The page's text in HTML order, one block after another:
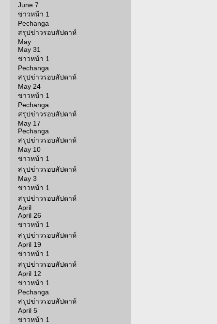
June 7
ข่าวหน้า 1
Pechanga
สรุปข่าวรอบสัปดาห์
May
May 31
ข่าวหน้า 1
Pechanga
สรุปข่าวรอบสัปดาห์
May 24
ข่าวหน้า 1
Pechanga
สรุปข่าวรอบสัปดาห์
May 17
Pechanga
สรุปข่าวรอบสัปดาห์
May 10
ข่าวหน้า 1
สรุปข่าวรอบสัปดาห์
May 3
ข่าวหน้า 1
สรุปข่าวรอบสัปดาห์
April
April 26
ข่าวหน้า 1
สรุปข่าวรอบสัปดาห์
April 19
ข่าวหน้า 1
สรุปข่าวรอบสัปดาห์
April 12
ข่าวหน้า 1
Pechanga
สรุปข่าวรอบสัปดาห์
April 5
ข่าวหน้า 1